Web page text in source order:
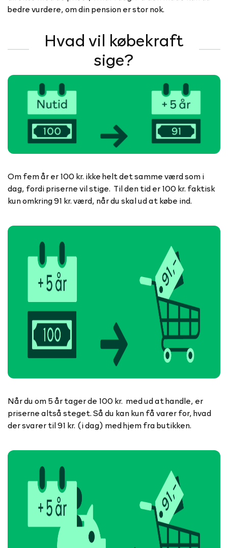
bedre vurdere, om din pension er stor nok.
Hvad vil købekraft
sige?
Om fem år er 100 kr. ikke helt det samme værd som i
dag, fordi priserne vil stige. Til den tid er 100 kr. faktisk
kun omkring 91 kr. værd, når du skal ud at købe ind.
Når du om 5 år tager de 100 kr. med ud at handle, er
priserne altså steget. Så du kan kun få varer for, hvad
der svarer til 91 kr. (i dag) med hjem fra butikken.